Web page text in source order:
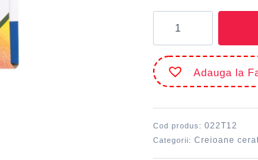
Creion
cerat
12
triunghiular
MILAN
Adauga la
Cod produs:022T12
Categorii:Creioane